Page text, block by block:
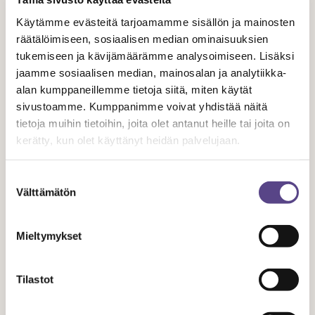
Käytämme evästeitä tarjoamamme sisällön ja mainosten
räätälöimiseen, sosiaalisen median ominaisuuksien
tukemiseen ja kävijämäärämme analysoimiseen. Lisäksi
jaamme sosiaalisen median, mainosalan ja analytiikka-
alan kumppaneillemme tietoja siitä, miten käytät
sivustoamme. Kumppanimme voivat yhdistää näitä
tietoja muihin tietoihin, joita olet antanut heille tai joita on
kerätty, kun olet käyttänyt heidän palvelujaan.
valinta
Välttämätön
Mieltymykset
Tilastot
5.11.2024
Kulttuuri ja henkinen
kriisinkestävyys
Henkinen kriisinkestävyys on yksi yhteiskunnan
Sen ylläpitämisessä kulttuurilla on keskeinen merkitys. Myös
yhteiskunnallisessa keskustelussa nostetaan esiin kulttuurin
sekä kansalliselle yhteenkuuluvuuden tunteelle. Osallistuin
valtakunnalliselle maanpuolustuskurss...